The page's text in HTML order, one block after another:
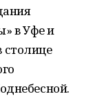
в Уфе и